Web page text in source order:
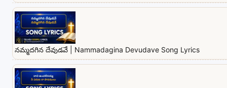
నమ్మదగిన దేవుడవే | Nammadagina Devudave Song Lyrics